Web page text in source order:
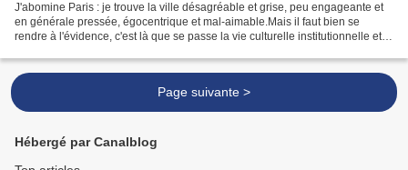
J'abomine Paris : je trouve la ville désagréable et grise, peu engageante et
en générale pressée, égocentrique et mal-aimable.Mais il faut bien se
rendre à l'évidence, c'est là que se passe la vie culturelle institutionnelle et
Page suivante >
Hébergé par Canalblog